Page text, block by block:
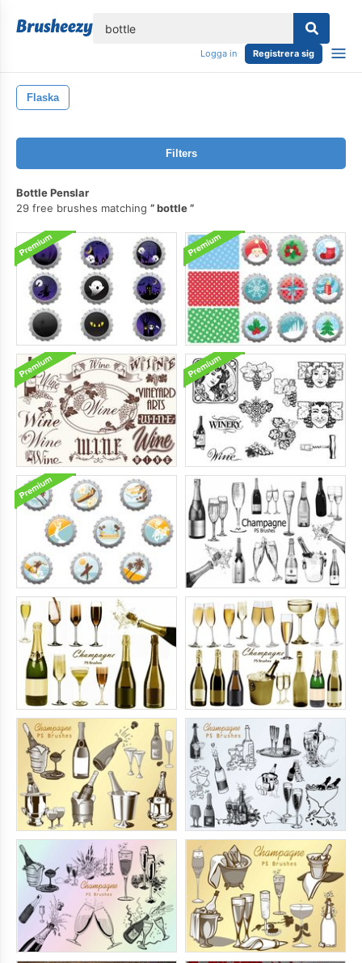
Logga in Registrera sig
Flaska
Filters
Bottle Penslar
29 free brushes matching
bottle